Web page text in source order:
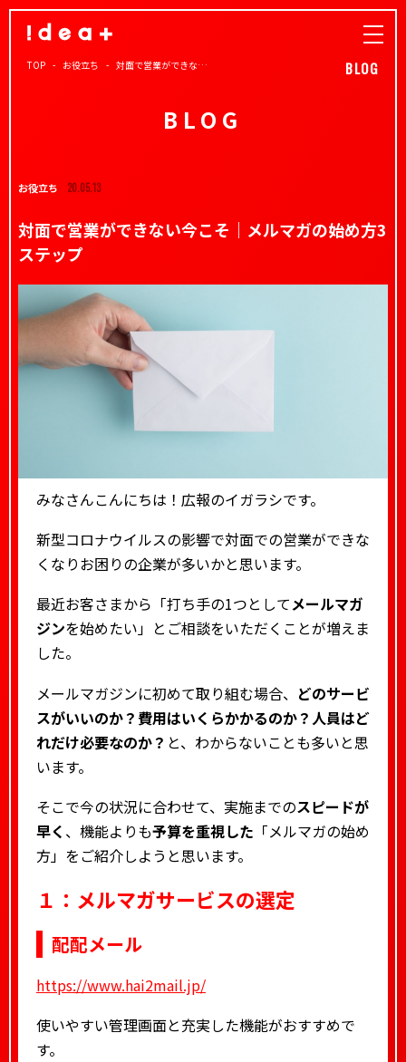
BLOG
TOP お役立ち 対面で営業ができな…
BLOG
お役立ち 20.05.13
対面で営業ができない今こそ｜メルマガの始め方3
ステップ
みなさんこんにちは！広報のイガラシです。
新型コロナウイルスの影響で対面での営業ができな
くなりお困りの企業が多いかと思います。
最近お客さまから「打ち手の1つとしてメールマガ
ジンを始めたい」とご相談をいただくことが増えま
した。
メールマガジンに初めて取り組む場合、 どのサービ
スがいいのか？費用はいくらかかるのか？人員はど
れだけ必要なのか？ と、わからないことも多いと思
います。
そこで今の状況に合わせて、実施までのスピードが
早く 、機能よりも予算を重視した 「メルマガの始め
方」をご紹介しようと思います。
１：メルマガサービスの選定
配配メール
https://www.hai2mail.jp/
使いやすい管理画面と充実した機能がおすすめで
す。